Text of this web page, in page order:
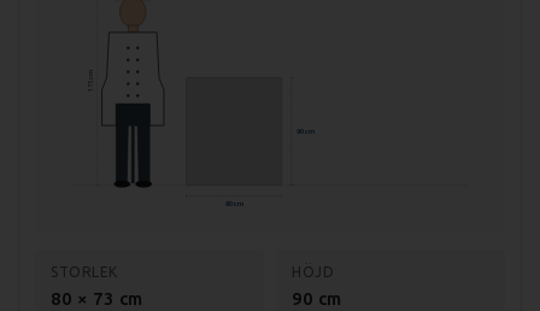
Total effekt: 9kW
Spänning: 400V, 3-fas (16A)
Vikt (netto): 88,8kg
175 cm
90 cm
80 cm
STORLEK
80 × 73 cm
HÖJD
90 cm